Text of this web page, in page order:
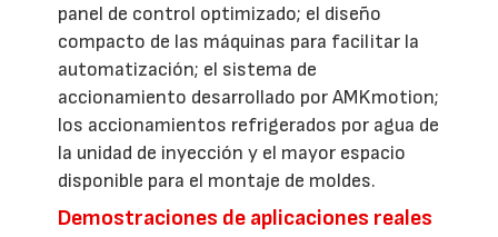
panel de control optimizado; el diseño
compacto de las máquinas para facilitar la
automatización; el sistema de
accionamiento desarrollado por AMKmotion;
los accionamientos refrigerados por agua de
la unidad de inyección y el mayor espacio
disponible para el montaje de moldes.
Demostraciones de aplicaciones reales